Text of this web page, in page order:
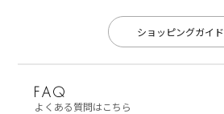
ショッピングガイド
よくある質問はこちら